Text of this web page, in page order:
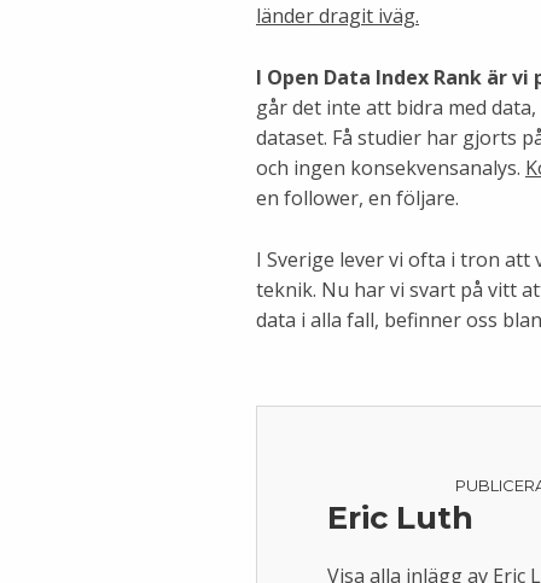
länder dragit iväg.
I Open Data Index Rank är vi
går det inte att bidra med
dataset. Få studier har gjorts
och ingen konsekvensanalys.
en follower, en följare.
I Sverige lever vi ofta i tron att
teknik. Nu har vi svart på vitt
data i alla fall, befinner oss
Eric Luth
Visa alla inlägg av Eric